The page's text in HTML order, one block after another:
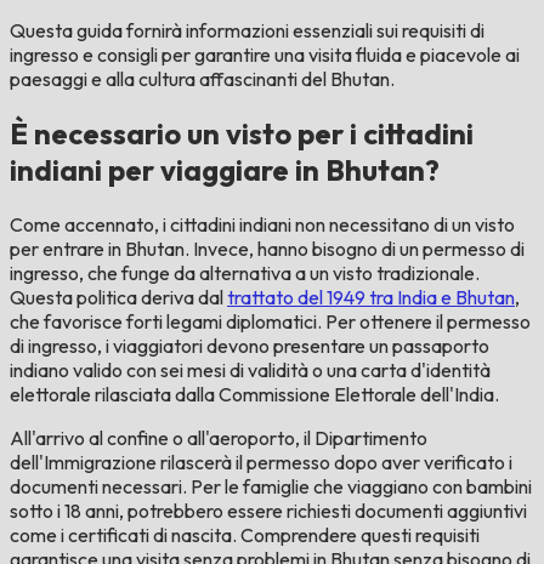
Questa guida fornirà informazioni essenziali sui requisiti di
ingresso e consigli per garantire una visita fluida e piacevole ai
paesaggi e alla cultura affascinanti del Bhutan.
È necessario un visto per i cittadini
indiani per viaggiare in Bhutan?
Come accennato, i cittadini indiani non necessitano di un visto
per entrare in Bhutan. Invece, hanno bisogno di un permesso di
ingresso, che funge da alternativa a un visto tradizionale.
Questa politica deriva daltrattato del 1949 tra India e Bhutan,
che favorisce forti legami diplomatici. Per ottenere il permesso
di ingresso, i viaggiatori devono presentare un passaporto
indiano valido con sei mesi di validità o una carta d'identità
elettorale rilasciata dalla Commissione Elettorale dell'India.
All'arrivo al confine o all'aeroporto, il Dipartimento
dell'Immigrazione rilascerà il permesso dopo aver verificato i
documenti necessari. Per le famiglie che viaggiano con bambini
sotto i 18 anni, potrebbero essere richiesti documenti aggiuntivi
come i certificati di nascita. Comprendere questi requisiti
garantisce una visita senza problemi in Bhutan senza bisogno di